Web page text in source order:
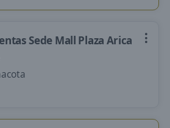
Sede Mall Plaza Arica